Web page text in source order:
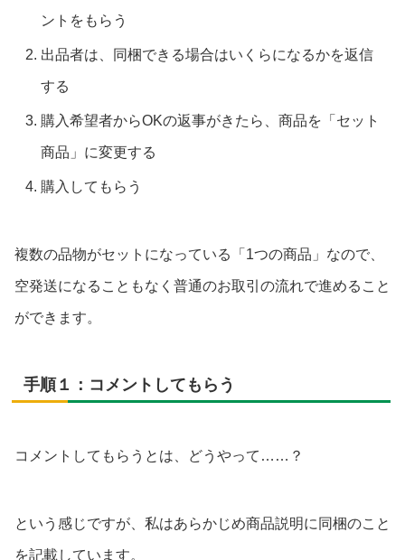
ントをもらう
出品者は、同梱できる場合はいくらになるかを返信
する
購入希望者からOKの返事がきたら、商品を「セット
商品」に変更する
購入してもらう
複数の品物がセットになっている「1つの商品」なので、
空発送になることもなく普通のお取引の流れで進めること
ができます。
手順１：コメントしてもらう
コメントしてもらうとは、どうやって……？
という感じですが、私はあらかじめ商品説明に同梱のこと
を記載しています。